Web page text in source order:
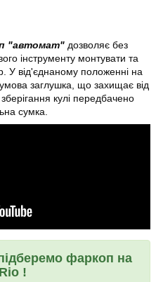
"автомат" дозволяє без
інструменту монтувати та
У від'єднаному положенні на
заглушка, що захищає від
кулі передбачено
сумка.
фаркоп на
!